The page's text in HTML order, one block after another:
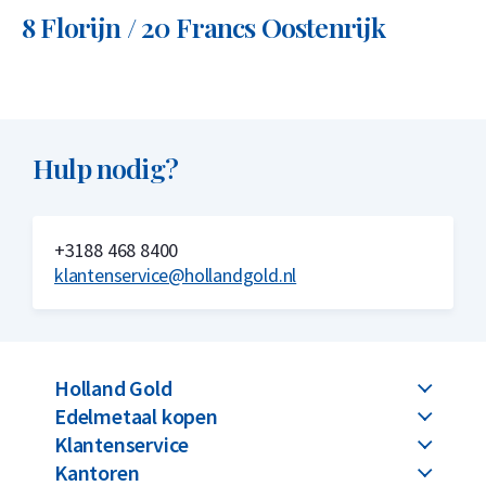
8 Florijn / 20 Francs Oostenrijk
Hulp nodig?
+3188 468 8400
klantenservice@hollandgold.nl
Holland Gold
Edelmetaal kopen
Klantenservice
Kantoren